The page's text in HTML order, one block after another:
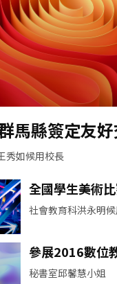
馬縣簽定友
秀如候用校長
全國學生美術
單出爐
社會教育科洪永明
參展2016數
推動資訊教育運
秘書室邱馨慧小姐